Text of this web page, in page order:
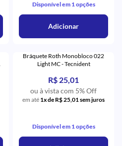
Disponível em 1 opções
Adicionar
Bráquete Roth Monobloco 022
Light MC - Tecnident
R$ 25,01
ou à vista com 5% Off
em até 1x de R$ 25,01 sem juros
Disponível em 1 opções